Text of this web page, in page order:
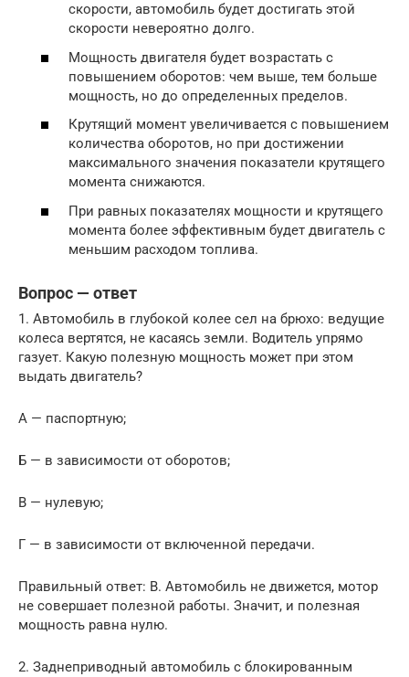
скорости, автомобиль будет достигать этой
скорости невероятно долго.
Мощность двигателя будет возрастать с
повышением оборотов: чем выше, тем больше
мощность, но до определенных пределов.
Крутящий момент увеличивается с повышением
количества оборотов, но при достижении
максимального значения показатели крутящего
момента снижаются.
При равных показателях мощности и крутящего
момента более эффективным будет двигатель с
меньшим расходом топлива.
Вопрос — ответ
1. Автомобиль в глубокой колее сел на брюхо: ведущие
колеса вертятся, не касаясь земли. Водитель упрямо
газует. Какую полезную мощность может при этом
выдать двигатель?
А — паспортную;
Б — в зависимости от оборотов;
В — нулевую;
Г — в зависимости от включенной передачи.
Правильный ответ: В. Автомобиль не движется, мотор
не совершает полезной работы. Значит, и полезная
мощность равна нулю.
2. Заднеприводный автомобиль с блокированным